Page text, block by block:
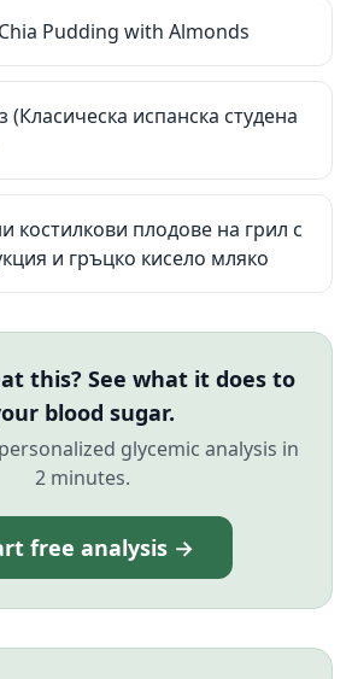
Pudding with Almonds
(Класическа испанска студена
костилкови плодове на грил с
и гръцко кисело мляко
this? See what it does to
blood sugar.
glycemic analysis in
2 minutes.
free analysis →